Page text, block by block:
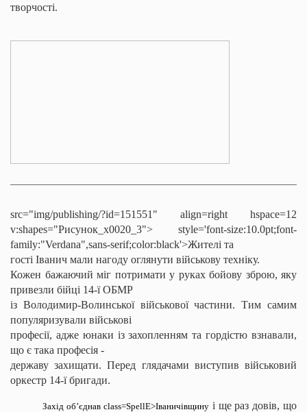
творчості.
src="img/publishing/?id=151551" align=right hspace=12
v:shapes="Рисунок_x0020_3"> style='font-size:10.0pt;font-
family:"Verdana",sans-serif;color:black'>Жителі та
гості Іванич мали нагоду оглянути військову техніку.
Кожен бажаючий міг потримати у руках бойову зброю, яку
привезли бійці 14-ї ОБМР
із Володимир-Волинської військової частини. Тим самим
популяризували військові
професії, адже юнаки із захопленням та гордістю взнавали,
що є така професія -
державу захищати. Перед глядачами виступив військовий
оркестр 14-ї бригади.
Захід об’єднав class=SpellE>Іваничівщинуі ще раз довів, що